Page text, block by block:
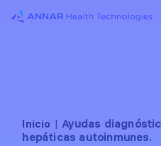
Inicio |Ayudas
hepáticas autoinmunes.